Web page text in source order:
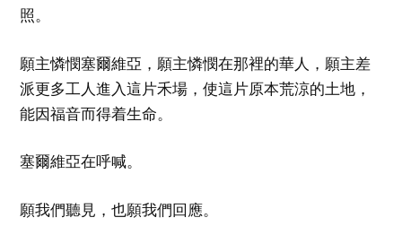
照。
願主憐憫塞爾維亞，願主憐憫在那裡的華人，願主差
派更多工人進入這片禾場，使這片原本荒涼的土地，
能因福音而得着生命。
塞爾維亞在呼喊。
願我們聽見，也願我們回應。